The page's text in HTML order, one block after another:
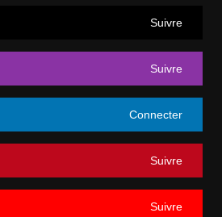
Suivre
Suivre
Connecter
Suivre
Suivre